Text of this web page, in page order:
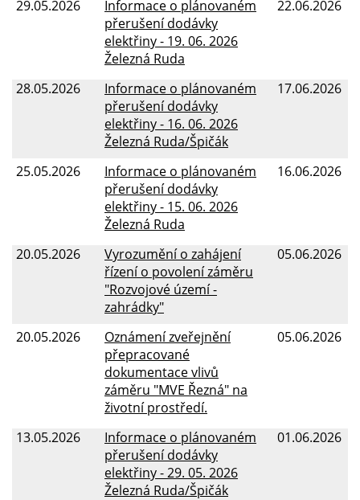
29.05.2026
22.06.2026
Informace o plánovaném
přerušení dodávky
elektřiny - 19. 06. 2026
Železná Ruda
28.05.2026
17.06.2026
Informace o plánovaném
přerušení dodávky
elektřiny - 16. 06. 2026
Železná Ruda/Špičák
25.05.2026
16.06.2026
Informace o plánovaném
přerušení dodávky
elektřiny - 15. 06. 2026
Železná Ruda
20.05.2026
05.06.2026
Vyrozumění o zahájení
řízení o povolení záměru
"Rozvojové území -
zahrádky"
20.05.2026
05.06.2026
Oznámení zveřejnění
přepracované
dokumentace vlivů
záměru "MVE Řezná" na
životní prostředí.
13.05.2026
01.06.2026
Informace o plánovaném
přerušení dodávky
elektřiny - 29. 05. 2026
Železná Ruda/Špičák